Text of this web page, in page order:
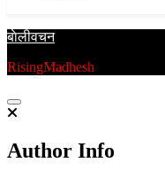
बाेलीवचन
RisingMadhesh
Author Info